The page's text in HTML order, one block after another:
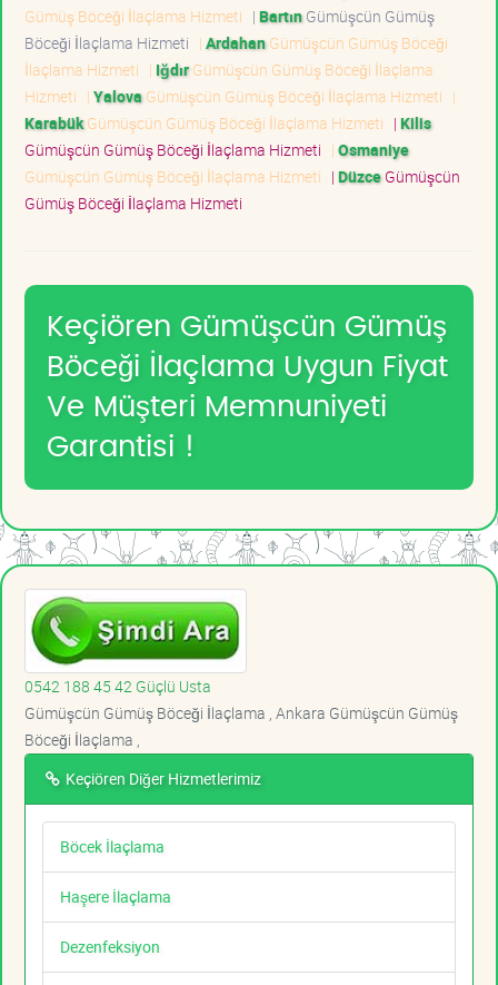
Gümüş Böceği İlaçlama Hizmeti | BartınGümüşcün Gümüş
Böceği İlaçlama Hizmeti | ArdahanGümüşcün Gümüş Böceği
İlaçlama Hizmeti | IğdırGümüşcün Gümüş Böceği İlaçlama
Hizmeti | Yalova Gümüşcün Gümüş Böceği İlaçlama Hizmeti |
KarabükGümüşcün Gümüş Böceği İlaçlama Hizmeti | Kilis
Gümüşcün Gümüş Böceği İlaçlama Hizmeti | Osmaniye
Gümüşcün Gümüş Böceği İlaçlama Hizmeti | DüzceGümüşcün
Gümüş Böceği İlaçlama Hizmeti
Keçiören Gümüşcün Gümüş
Böceği İlaçlama Uygun Fiyat
Ve Müşteri Memnuniyeti
Garantisi !
0542 188 45 42 Güçlü Usta
Gümüşcün Gümüş Böceği İlaçlama , Ankara Gümüşcün Gümüş
Böceği İlaçlama ,
Keçiören Diğer Hizmetlerimiz
Böcek İlaçlama
Haşere İlaçlama
Dezenfeksiyon